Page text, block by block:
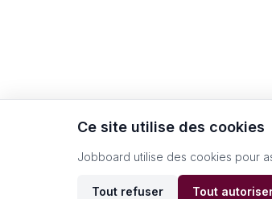
Ce site utilise des cookies
Jobboard utilise des cookies pour
Tout refuser Tout